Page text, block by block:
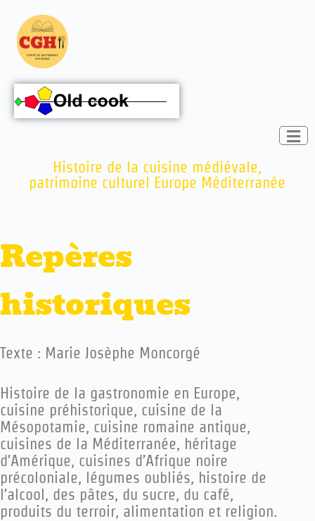
Histoire de la cuisine médiévale,
patrimoine culturel Europe Méditerranée
Repères
historiques
Texte : Marie Josèphe Moncorgé
Histoire de la gastronomie en Europe,
cuisine préhistorique, cuisine de la
Mésopotamie, cuisine romaine antique,
cuisines de la Méditerranée, héritage
d’Amérique, cuisines d’Afrique noire
précoloniale, légumes oubliés, histoire de
l’alcool, des pâtes, du sucre, du café,
produits du terroir, alimentation et religion.